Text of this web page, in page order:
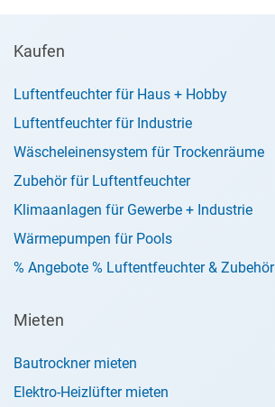
Kaufen
Luftentfeuchter für Haus + Hobby
Luftentfeuchter für Industrie
Wäscheleinensystem für Trockenräume
Zubehör für Luftentfeuchter
Klimaanlagen für Gewerbe + Industrie
Wärmepumpen für Pools
% Angebote % Luftentfeuchter & Zubehör
Mieten
Bautrockner mieten
Elektro-Heizlüfter mieten